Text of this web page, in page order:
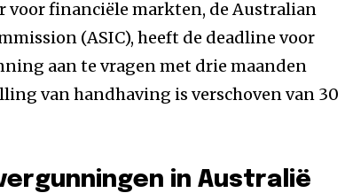
voor financiële markten, de Australian
(ASIC), heeft de deadline voor
aan te vragen met drie maanden
van handhaving is verschoven van 30
in Australië